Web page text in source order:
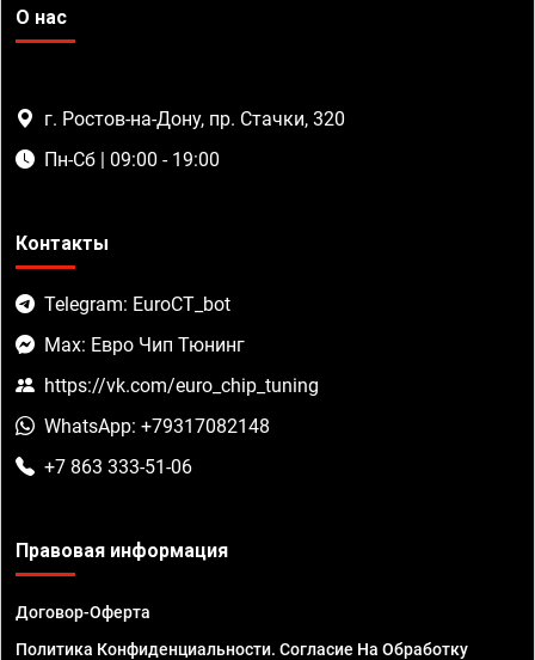
О нас
г. Ростов-на-Дону, пр. Стачки, 320
Пн-Сб | 09:00 - 19:00
Контакты
Telegram: EuroCT_bot
Max: Евро Чип Тюнинг
https://vk.com/euro_chip_tuning
WhatsApp: +79317082148
+7 863 333-51-06
Правовая информация
Договор-Оферта
Политика Конфиденциальности. Согласие На Обработку